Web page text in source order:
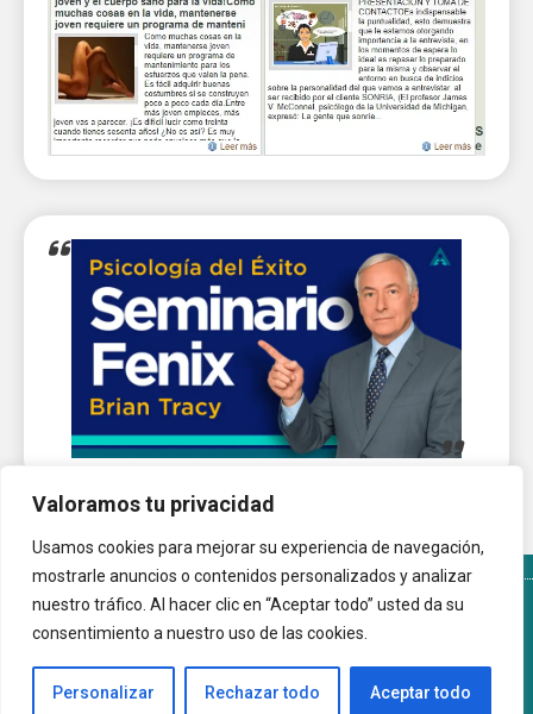
Valoramos tu privacidad
Usamos cookies para mejorar su experiencia de navegación,
mostrarle anuncios o contenidos personalizados y analizar
nuestro tráfico. Al hacer clic en “Aceptar todo” usted da su
consentimiento a nuestro uso de las cookies.
Personalizar Rechazar todo Aceptar todo
Política de Cookies